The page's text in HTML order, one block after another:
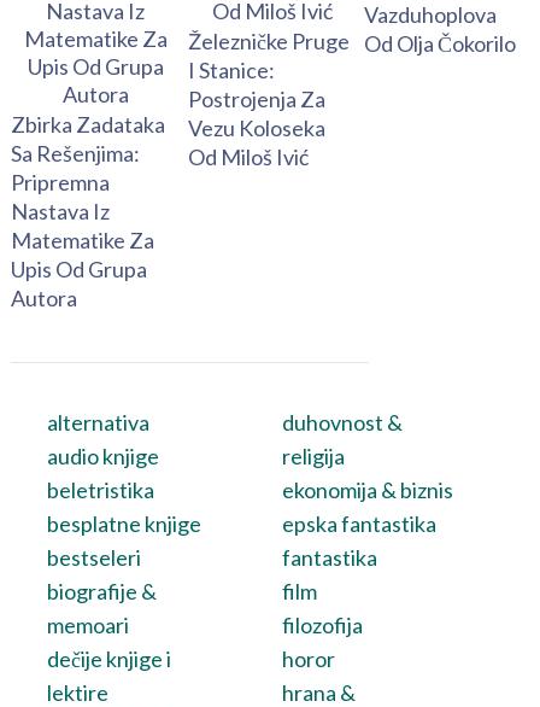
Zbirka Zadataka
Sa Rešenjima:
Pripremna
Nastava Iz
Matematike Za
Upis Od Grupa
Autora
Železničke Pruge
I Stanice:
Postrojenja Za
Vezu Koloseka
Od Miloš Ivić
Vazduhoplova
Od Olja Čokorilo
alternativa
audio knjige
beletristika
besplatne knjige
bestseleri
biografije &
memoari
dečije knjige i
lektire
duhovnost &
religija
ekonomija & biznis
epska fantastika
fantastika
film
filozofija
horor
hrana &